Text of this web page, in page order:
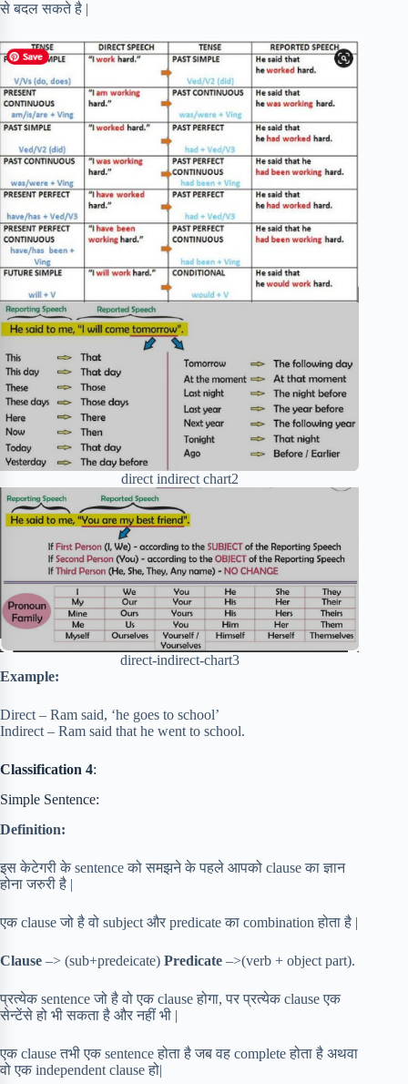
से बदल सकते है |
direct indirect chart2
direct-indirect-chart3
Example:
Direct – Ram said, ‘he goes to school’
Indirect – Ram said that he went to school.
Classification 4:
Simple Sentence:
Definition:
इस केटेगरी के sentence को समझने के पहले आपको clause का ज्ञान
होना जरुरी है |
एक clause जो है वो subject और predicate का combination होता है |
Clause –> (sub+predeicate) Predicate –>(verb + object part).
प्रत्येक sentence जो है वो एक clause होगा, पर प्रत्येक clause एक
सेन्टेंसे हो भी सकता है और नहीं भी |
एक clause तभी एक sentence होता है जब वह complete होता है अथवा
वो एक independent clause हो|